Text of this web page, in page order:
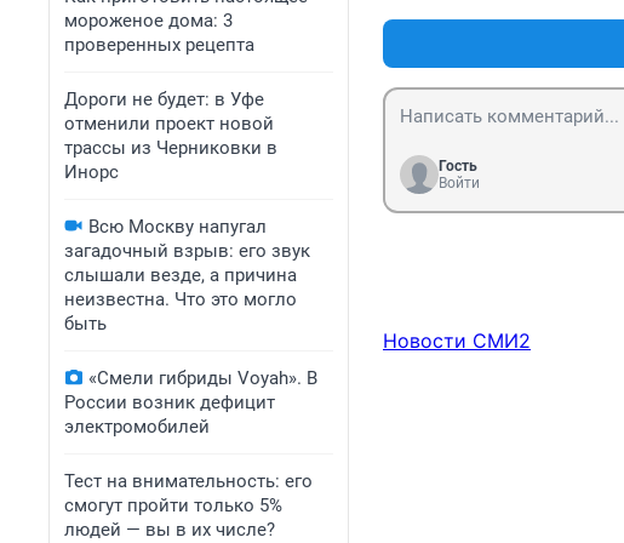
мороженое дома: 3
проверенных рецепта
Дороги не будет: в Уфе
отменили проект новой
трассы из Черниковки в
Инорс
Всю Москву напугал
загадочный взрыв: его звук
слышали везде, а причина
неизвестна. Что это могло
быть
«Смели гибриды Voyah». В
России возник дефицит
электромобилей
Тест на внимательность: его
смогут пройти только 5%
людей — вы в их числе?
Гость
Войти
Новости СМИ2